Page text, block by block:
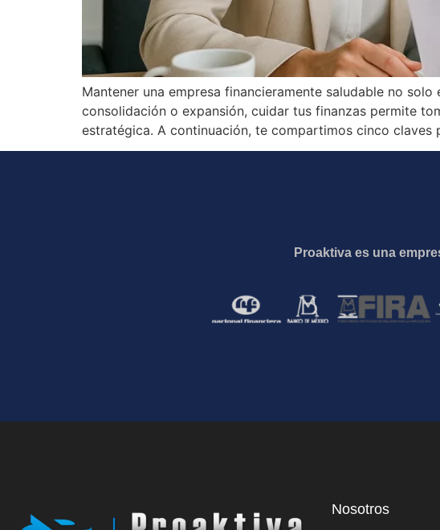
Mantener una empresa financieramente saludable no
consolidación o expansión, cuidar tus finanzas permite
estratégica. A continuación, te compartimos cinco
Proaktiva es una
Nosotros